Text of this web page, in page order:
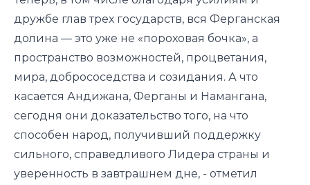
дружбе глав трех государств, вся Ферганская
долина — это уже не «пороховая бочка», а
пространство возможностей, процветания,
мира, добрососедства и созидания. А что
касается Андижана, Ферганы и Намангана,
сегодня они доказательство того, на что
способен народ, получивший поддержку
сильного, справедливого Лидера страны и
уверенность в завтрашнем дне, - отметил